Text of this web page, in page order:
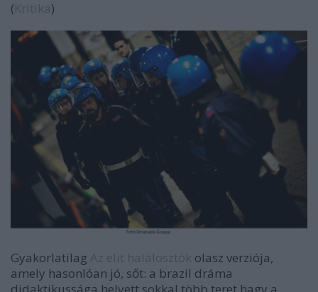
(
)
Gyakorlatilag
olasz verziója,
amely hasonlóan jó, sőt: a brazil dráma
didaktikussága helyett sokkal több teret hagy a